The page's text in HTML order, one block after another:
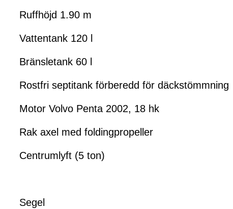
Ruffhöjd 1.90 m
Vattentank 120 l
Bränsletank 60 l
Rostfri septitank förberedd för däckstömmning
Motor Volvo Penta 2002, 18 hk
Rak axel med foldingpropeller
Centrumlyft (5 ton)
Segel